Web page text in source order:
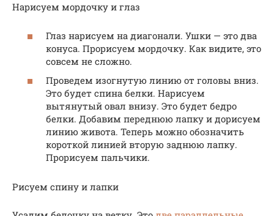
Нарисуем мордочку и глаз
Глаз нарисуем на диагонали. Ушки — это два
конуса. Прорисуем мордочку. Как видите, это
совсем не сложно.
Проведем изогнутую линию от головы вниз.
Это будет спина белки. Нарисуем
вытянутый овал внизу. Это будет бедро
белки. Добавим переднюю лапку и дорисуем
линию живота. Теперь можно обозначить
короткой линией вторую заднюю лапку.
Прорисуем пальчики.
Рисуем спину и лапки